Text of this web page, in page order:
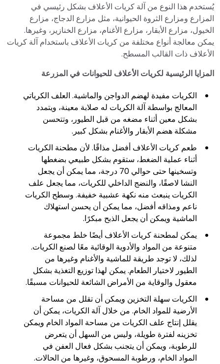
يُستخدم هذا النوع من آلة كريات الأعلاف بشكل رئيسي في
المزارع ومزارع الثروة الحيوانية، مثل مزارع الدجاج، مزارع
الخيول، مزارع الأبقار، مزارع الأغنام، مزارع الخنازير، وغيرها.
يمكن معالجة أنواع مختلفة من كريات الأعلاف باستخدام آلة كريات
الأعلاف ذات القالب المسطح.
المزايا الرئيسية لكريات الأعلاف للحيوانات في المزرعة
الكريات مفيدة لهضم الدواجن والماشية. العلف الكرياتي
المعالج بواسطة آلة الكريات له صلابة معينة، ويتمدد
بشكل معين أثناء مضغه من قبل الطيور، وتتحسن
مشكلة هضم الأبقار والأغنام بشكل كبير.
طعم كريات الأعلاف أفضل مذاقًا. لأن مطحنة الكريات
أثناء عملية الضغط، ستقوم بشكل طبيعي بضغطها
وتسخينها حتى حوالي 70 درجة، مما يمكن أن يجعل
النشا لاصقًا، والنضج الداخلي للكريات، مما يجعل علف
الكريات ينبعث منه نكهة عشبية خفيفة. وسطح الكريات
ناعم ومذاقه أفضل، مما يمكن أن يحسن استهلاك
الماشية ويمكن أن يجعل الذبح مبكرًا.
يمكن لمطحنة كريات الأعلاف أيضًا خلط مجموعة
متنوعة من المواد والأدوية الوقائية معًا لصنع الكريات.
لذلك، لا توجد طريقة للماشية والأغنام وغيرها من
الطيور لاختيار الطعام. يمكن لهذا توزيع التغذية بشكل
معقول والوقاية من الأمراض الشائعة للحيوانات مسبقًا.
الكريات سهلة التخزين ويمكن أن تقلل من مساحة
الأرضية للمواد الخام. من خلال آلة الكريات، يمكن أن
يقلل إنتاج علف الكريات من مساحة المواد الخام ويمكن
تخزينه لفترة طويلة، وليس من السهل أن يتعرض
للرطوبة، ويمكن أن يتجنب بشكل فعال العفن في
المواد الخام، ورطوبة المسحوق، وغيرها من الحالات.